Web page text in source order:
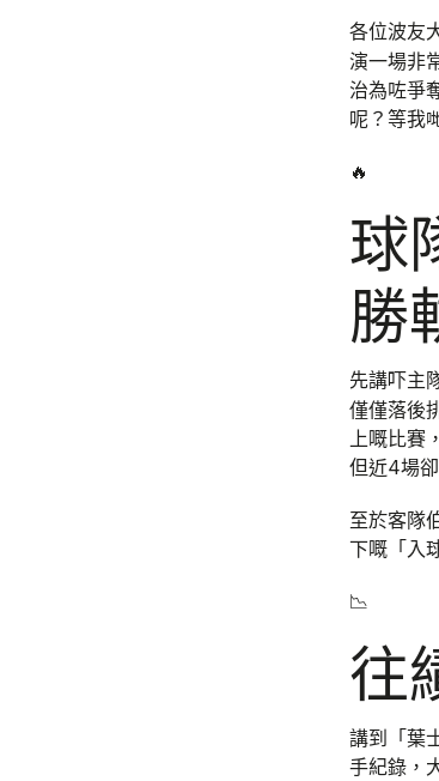
各位波友
演一場非
治為咗爭
呢？等我
🔥
球
勝
先講吓主
僅僅落後
上嘅比賽
但近4場
至於客隊
下嘅「入
📉
往
講到「葉
手紀錄，